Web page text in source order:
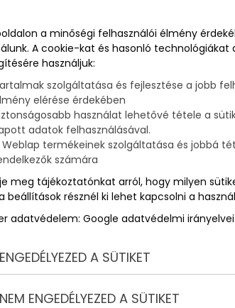
a minőségi felhasználói élmény
A cookie-kat és hasonló technológiákat
használjuk:
szolgáltatása és fejlesztése a jobb
elérése érdekében
használat lehetővé tétele a
adatok felhasználásával.
Weblap termékeinek szolgáltatása és jobbá
számára
meg tájékoztatónkat arról, hogy milyen
beállítások résznél ki lehet kapcsolni a
adatvédelem: Google adatvédelmi
A SÜTIKET
ENGEDÉLYEZED A SÜTIKET